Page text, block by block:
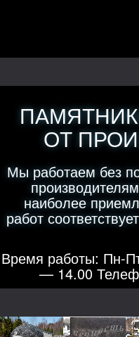
ОТ
Мы работаем без
наиболее
работ
Время работы: Пн-
— 14.00